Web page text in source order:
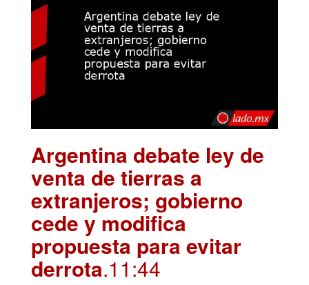
Argentina debate ley de
venta de tierras a
extranjeros; gobierno
cede y modifica
propuesta para evitar
derrota.11:44